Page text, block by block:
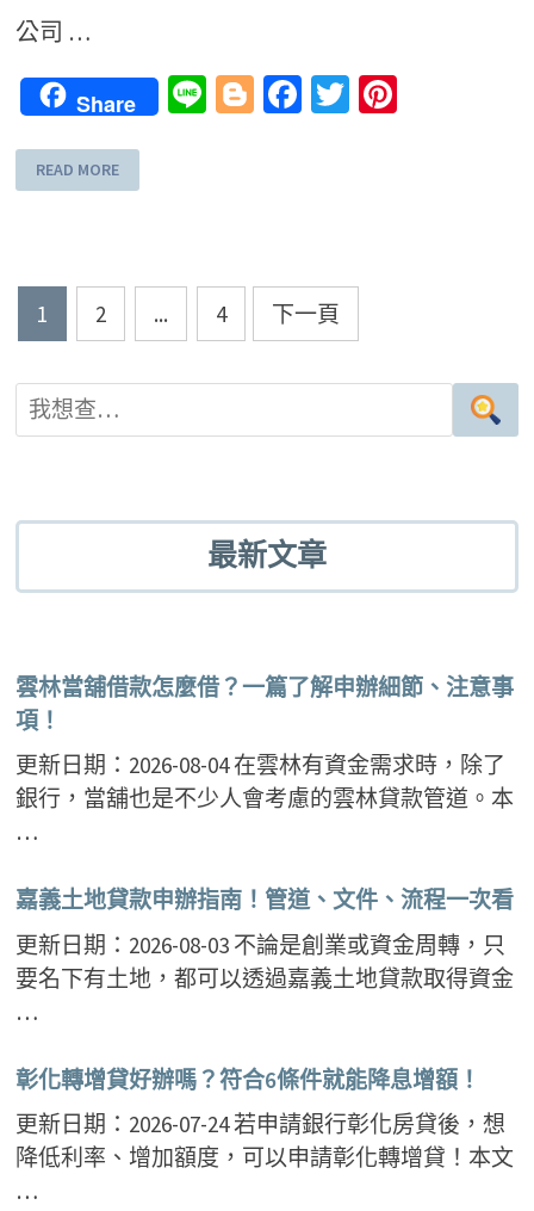
公司 …
Share LineBlogger
Facebook
Twitter
READ MORE
文
章
導
覽
1 2 ... 4 下一頁
最新文章
雲林當舖借款怎麼借？一篇了解申辦細節、注意事
項！
更新日期：2026-08-04 在雲林有資金需求時，除了
銀行，當舖也是不少人會考慮的雲林貸款管道。本
…
嘉義土地貸款申辦指南！管道、文件、流程一次看
更新日期：2026-08-03 不論是創業或資金周轉，只
要名下有土地，都可以透過嘉義土地貸款取得資金
…
彰化轉增貸好辦嗎？符合6條件就能降息增額！
更新日期：2026-07-24 若申請銀行彰化房貸後，想
降低利率、增加額度，可以申請彰化轉增貸！本文
…